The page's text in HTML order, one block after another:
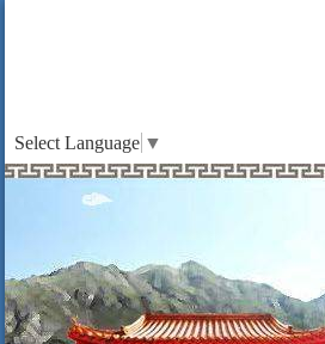
Select Language ▼